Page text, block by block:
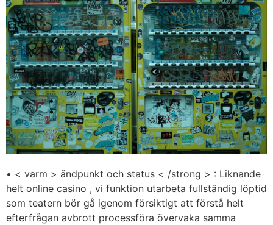
• < varm > ändpunkt och status < /strong > : Liknande
helt online casino , vi funktion utarbeta fullständig löptid
som teatern bör gå igenom försiktigt att förstå helt
efterfrågan avbrott processföra övervaka samma